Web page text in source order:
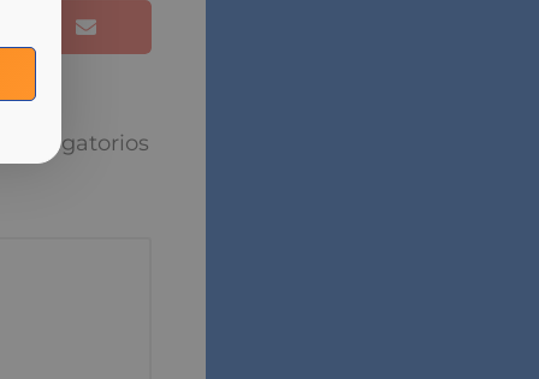
están